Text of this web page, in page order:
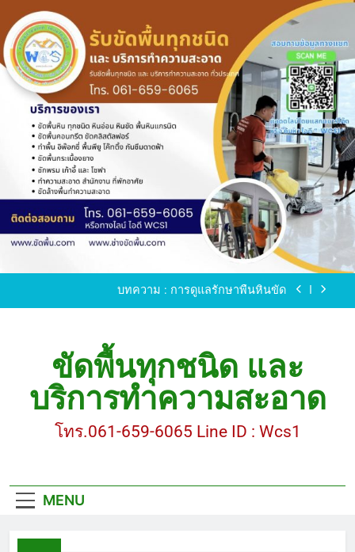
to
content
ขัดพื้นหินขัด อบต.แหลมบัวนครปฐม
ขัดพื้นหินอ่อน โทร.0616596065 ไลน์ WCS1
บทความ : การดูแลรักษาพื้นหินขัด
ขัดพื้นหินขัด อบต.แหลมบัวนครปฐม
ขัดพื้นหินอ่อน โทร.0616596065 ไลน์ WCS1
บทความ : การดูแลรักษาพื้นหินขัด
ขัดพื้นทุกชนิด และ
บริการทำความสะอาด
โทร.061-659-6065 Line ID : Wcs1
MENU